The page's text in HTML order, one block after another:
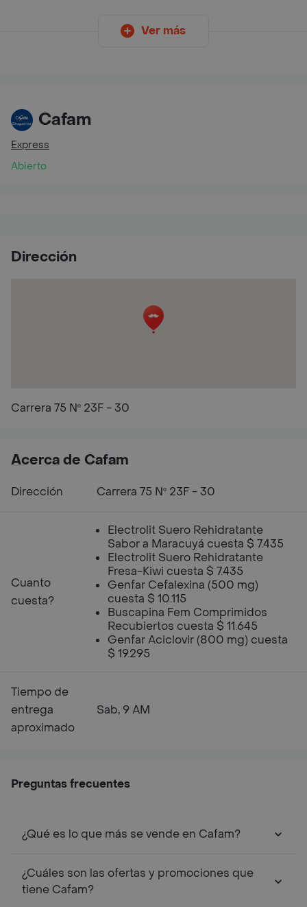
Ver más
Cafam
Express
Abierto
Dirección
Carrera 75 Nº 23F - 30
Acerca de Cafam
Dirección Carrera 75 Nº 23F - 30
Cuanto
cuesta?
Electrolit Suero Rehidratante
Sabor a Maracuyá cuesta $ 7.435
Electrolit Suero Rehidratante
Fresa-Kiwi cuesta $ 7.435
Genfar Cefalexina (500 mg)
cuesta $ 10.115
Buscapina Fem Comprimidos
Recubiertos cuesta $ 11.645
Genfar Aciclovir (800 mg) cuesta
$ 19.295
Tiempo de
entrega
aproximado
Sab, 9 AM
Preguntas frecuentes
¿Qué es lo que más se vende en Cafam?
¿Cuáles son las ofertas y promociones que
tiene Cafam?